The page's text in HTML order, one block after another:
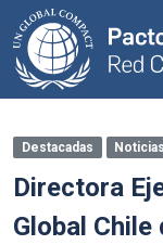
Destacadas Noticias
Directora
Global